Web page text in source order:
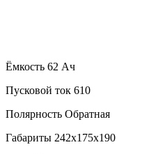
Ёмкость 62 Ач
Пусковой ток 610
Полярность Обратная
Габариты 242x175x190